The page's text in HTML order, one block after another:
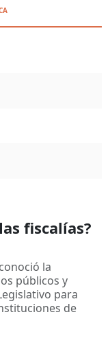
fiscalías?
la
públicos y
para
de